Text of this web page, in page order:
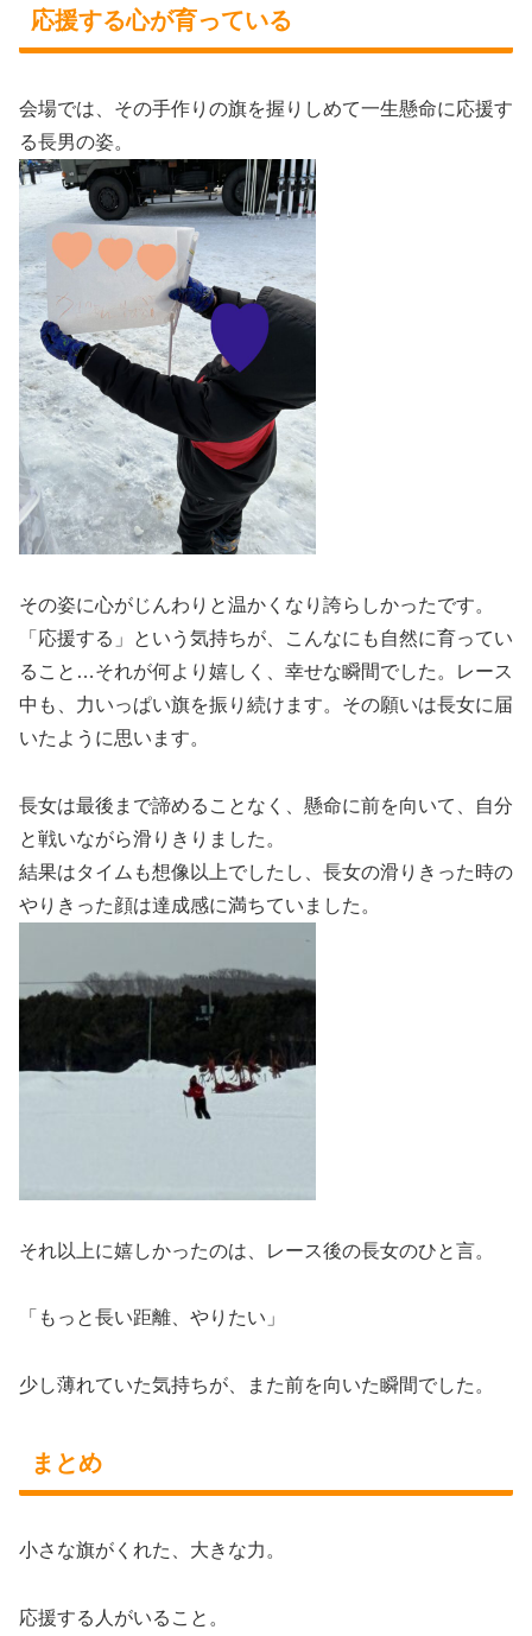
応援する心が育っている
会場では、その手作りの旗を握りしめて一生懸命に応援す
る長男の姿。
その姿に心がじんわりと温かくなり誇らしかったです。
「応援する」という気持ちが、こんなにも自然に育ってい
ること…それが何より嬉しく、幸せな瞬間でした。レース
中も、力いっぱい旗を振り続けます。その願いは長女に届
いたように思います。
長女は最後まで諦めることなく、懸命に前を向いて、自分
と戦いながら滑りきりました。
結果はタイムも想像以上でしたし、長女の滑りきった時の
やりきった顔は達成感に満ちていました。
それ以上に嬉しかったのは、レース後の長女のひと言。
「もっと長い距離、やりたい」
少し薄れていた気持ちが、また前を向いた瞬間でした。
まとめ
小さな旗がくれた、大きな力。
応援する人がいること。